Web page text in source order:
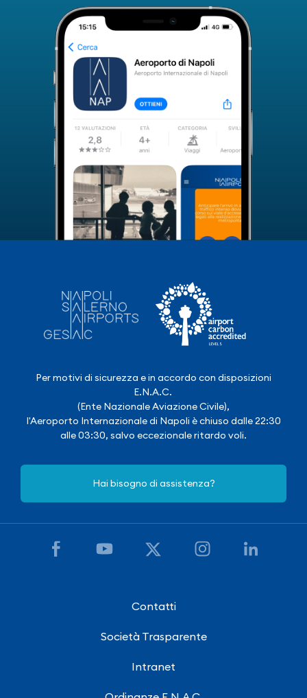
Per motivi di sicurezza e in accordo con disposizioni
E.N.A.C.
(Ente Nazionale Aviazione Civile),
l'Aeroporto Internazionale di Napoli è chiuso dalle 22:30
alle 03:30, salvo eccezionale ritardo voli.
Hai bisogno di assistenza?
Contatti
Società Trasparente
Intranet